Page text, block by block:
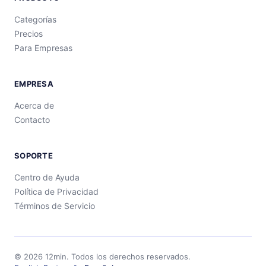
Categorías
Precios
Para Empresas
EMPRESA
Acerca de
Contacto
SOPORTE
Centro de Ayuda
Política de Privacidad
Términos de Servicio
© 2026 12min. Todos los derechos reservados.